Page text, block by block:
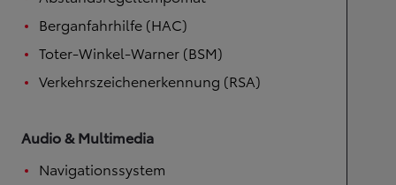
Berganfahrhilfe (HAC)
Toter-Winkel-Warner (BSM)
Verkehrszeichenerkennung (RSA)
Audio & Multimedia
Navigationssystem